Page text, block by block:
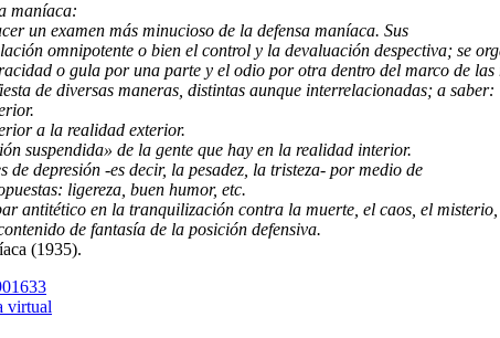
maníaca:
un examen más minucioso de la defensa maníaca. Sus
omnipotente o bien el control y la devaluación despectiva; se
o gula por una parte y el odio por otra dentro del marco de las
de diversas maneras, distintas aunque interrelacionadas; a saber:
a la realidad exterior.
suspendida» de la gente que hay en la realidad interior.
de depresión -es decir, la pesadez, la tristeza- por medio de
ligereza, buen humor, etc.
antitético en la tranquilización contra la muerte, el caos, el misterio,
de fantasía de la posición defensiva.
(1935).
virtual